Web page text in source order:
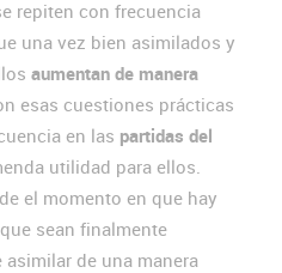
repiten con frecuencia
una vez bien asimilados y
aumentan de manera
esas cuestiones prácticas
en las partidas del
utilidad para ellos.
el momento en que hay
sean finalmente
de una manera